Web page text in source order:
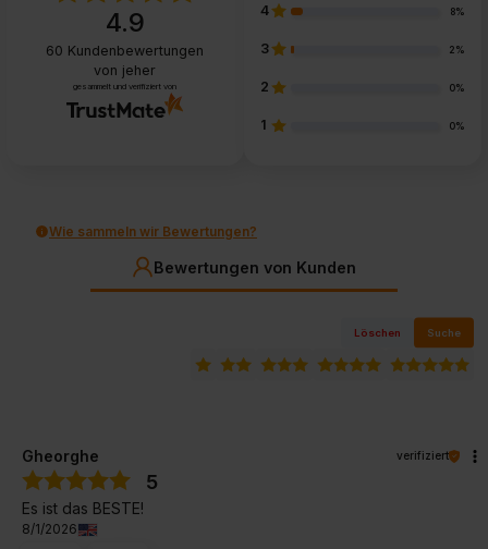
4.9
60 Kundenbewertungen
von jeher
gesammelt und verifiziert von
4 8%
3 2%
2 0%
1 0%
Wie sammeln wir Bewertungen?
Bewertungen von Kunden
Löschen Suche
Gheorghe verifiziert
5
Es ist das BESTE!
8/1/2026